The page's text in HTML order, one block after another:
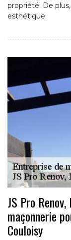
propriété. De
esthétique.
JS Pro
maçonnerie
Couloisy